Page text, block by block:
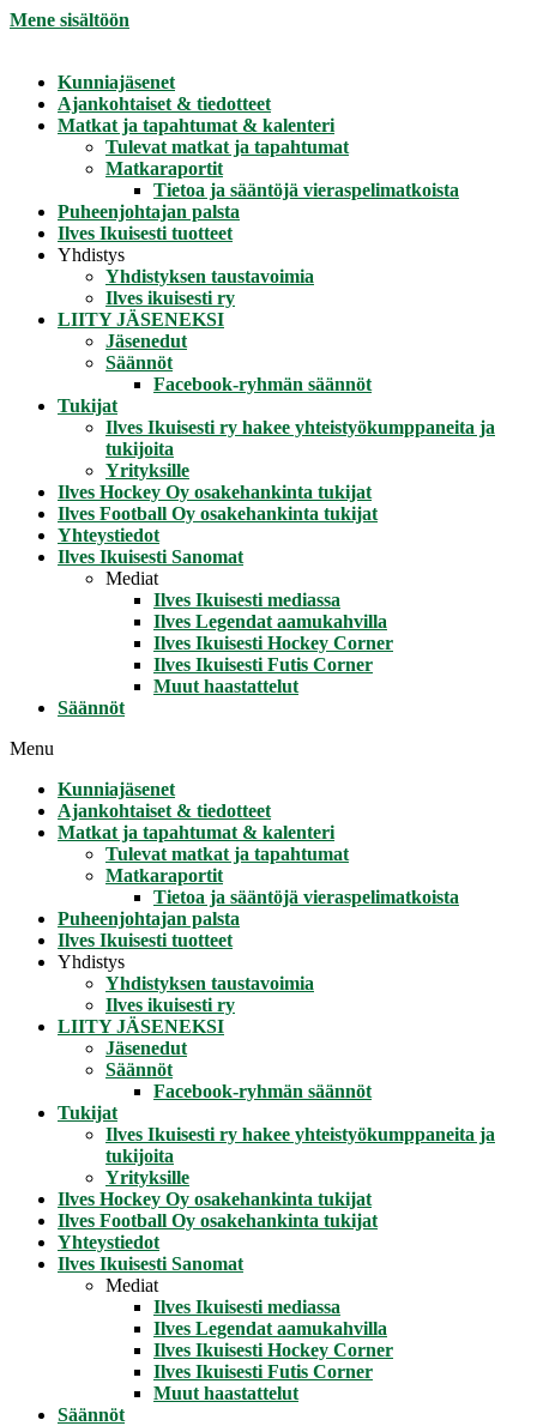
Mene sisältöön
Kunniajäsenet
Ajankohtaiset & tiedotteet
Matkat ja tapahtumat & kalenteri
Tulevat matkat ja tapahtumat
Matkaraportit
Tietoa ja sääntöjä vieraspelimatkoista
Puheenjohtajan palsta
Ilves Ikuisesti tuotteet
Yhdistys
Yhdistyksen taustavoimia
Ilves ikuisesti ry
LIITY JÄSENEKSI
Jäsenedut
Säännöt
Facebook-ryhmän säännöt
Tukijat
Ilves Ikuisesti ry hakee yhteistyökumppaneita ja
tukijoita
Yrityksille
Ilves Hockey Oy osakehankinta tukijat
Ilves Football Oy osakehankinta tukijat
Yhteystiedot
Ilves Ikuisesti Sanomat
Mediat
Ilves Ikuisesti mediassa
Ilves Legendat aamukahvilla
Ilves Ikuisesti Hockey Corner
Ilves Ikuisesti Futis Corner
Muut haastattelut
Säännöt
Menu
Kunniajäsenet
Ajankohtaiset & tiedotteet
Matkat ja tapahtumat & kalenteri
Tulevat matkat ja tapahtumat
Matkaraportit
Tietoa ja sääntöjä vieraspelimatkoista
Puheenjohtajan palsta
Ilves Ikuisesti tuotteet
Yhdistys
Yhdistyksen taustavoimia
Ilves ikuisesti ry
LIITY JÄSENEKSI
Jäsenedut
Säännöt
Facebook-ryhmän säännöt
Tukijat
Ilves Ikuisesti ry hakee yhteistyökumppaneita ja
tukijoita
Yrityksille
Ilves Hockey Oy osakehankinta tukijat
Ilves Football Oy osakehankinta tukijat
Yhteystiedot
Ilves Ikuisesti Sanomat
Mediat
Ilves Ikuisesti mediassa
Ilves Legendat aamukahvilla
Ilves Ikuisesti Hockey Corner
Ilves Ikuisesti Futis Corner
Muut haastattelut
Säännöt